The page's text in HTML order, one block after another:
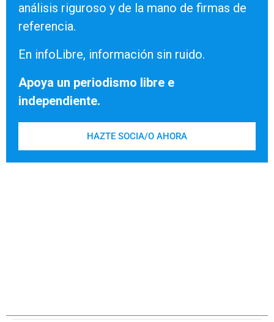
análisis riguroso y de la mano de firmas de
referencia.
En infoLibre, información sin ruido.
Apoya un periodismo libre e
independiente.
HAZTE SOCIA/O AHORA